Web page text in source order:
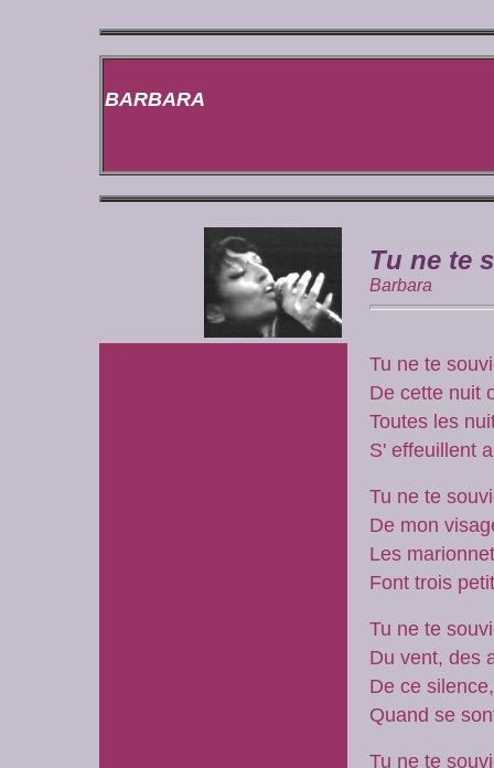
BARBARA
Tu ne te
Barbara
Tu ne te
De cette nuit
Toutes les
S' effeuillent
Tu ne te
De mon
Les
Font trois
Tu ne te
Du vent, des
De ce
Quand se
Tu ne te